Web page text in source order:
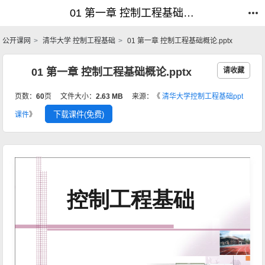
01 第一章 控制工程基础概论.pptx_控制工程基础_公开课网
01 第一章 控制工程基础概论.pptx_控制工程基础_公开课网
公开课网 清华大学 控制工程基础 01 第一章 控制工程基础概论.pptx
01 第一章 控制工程基础概论.pptx 请收藏
页数：60页 文件大小：2.63 MB 来源：《清华大学控制工程基础ppt
课件》 下载课件(免费)